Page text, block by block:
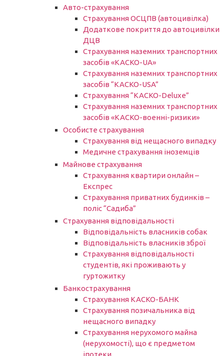
Авто-страхування
Страхування ОСЦПВ (автоцивілка)
Додаткове покриття до автоцивілки
ДЦВ
Страхування наземних транспортних
засобів «КАСКО-UA»
Страхування наземних транспортних
засобів “КАСКО-USA”
Страхування “КАСКО-Deluxe”
Страхування наземних транспортних
засобів «КАСКО-военні-ризики»
Особисте страхування
Страхування від нещасного випадку
Медичне страхування іноземців
Майнове страхування
Страхування квартири онлайн –
Експрес
Страхування приватних будинків –
поліс “Садиба”
Страхування відповідальності
Відповідальність власників собак
Відповідальність власників зброї
Страхування відповідальності
студентів, які проживають у
гуртожитку
Банкострахування
Страхування КАСКО-БАНК
Страхування позичальника від
нещасного випадку
Страхування нерухомого майна
(нерухомості), що є предметом
іпотеки